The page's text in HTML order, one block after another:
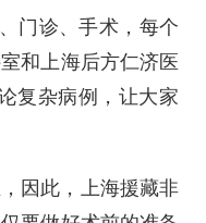
门诊、手术，每个
和上海后方仁济医
复杂病例，让大家
因此，上海援藏非